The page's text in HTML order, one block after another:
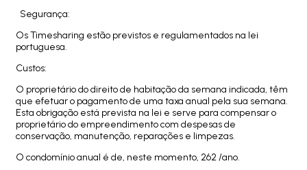
Segurança:
Os Timesharing estão previstos e regulamentados na lei
portuguesa.
Custos:
O proprietário do direito de habitação da semana indicada, têm
que efetuar o pagamento de uma taxa anual pela sua semana.
Esta obrigação está prevista na lei e serve para compensar o
proprietário do empreendimento com despesas de
conservação, manutenção, reparações e limpezas.
O condomínio anual é de, neste momento, 262 /ano.